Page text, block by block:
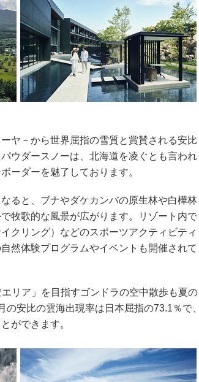
ヤ－から世界屈指の雪質と賞賛される安比
ウダースノーは、北海道を凌ぐとも言われ
ーダーを魅了しております。
ると、ブナやダケカンバの原生林や白樺林
牧歌的な風景が広がります。リゾート内で
クリング）などのスポーツアクティビティ
然体験プログラムやイベントも開催されて
リア」を目指すゴンドラの空中散歩も夏の
安比の雲海出現率は日本屈指の73.1％で、
ができます。